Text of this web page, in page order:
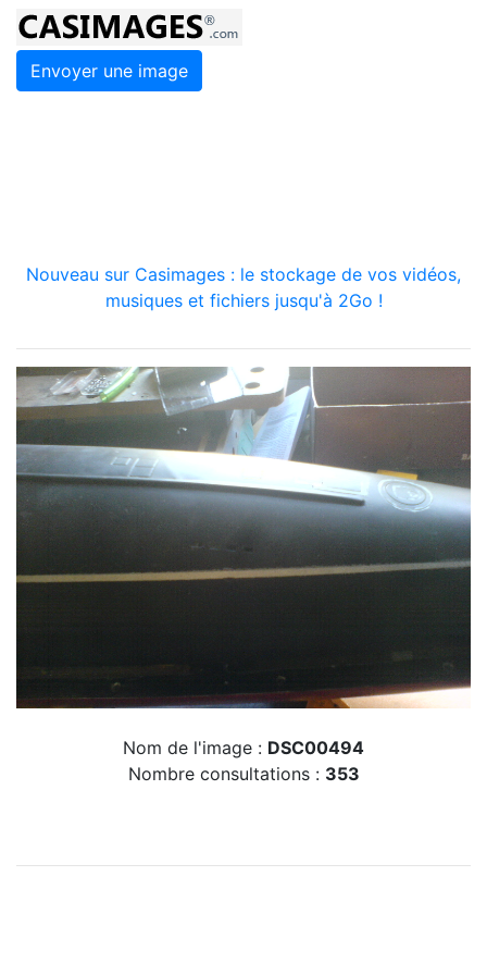
Envoyer une image
Nouveau sur Casimages : le stockage de vos vidéos,
musiques et fichiers jusqu'à 2Go !
Nom de l'image : DSC00494
Nombre consultations : 353